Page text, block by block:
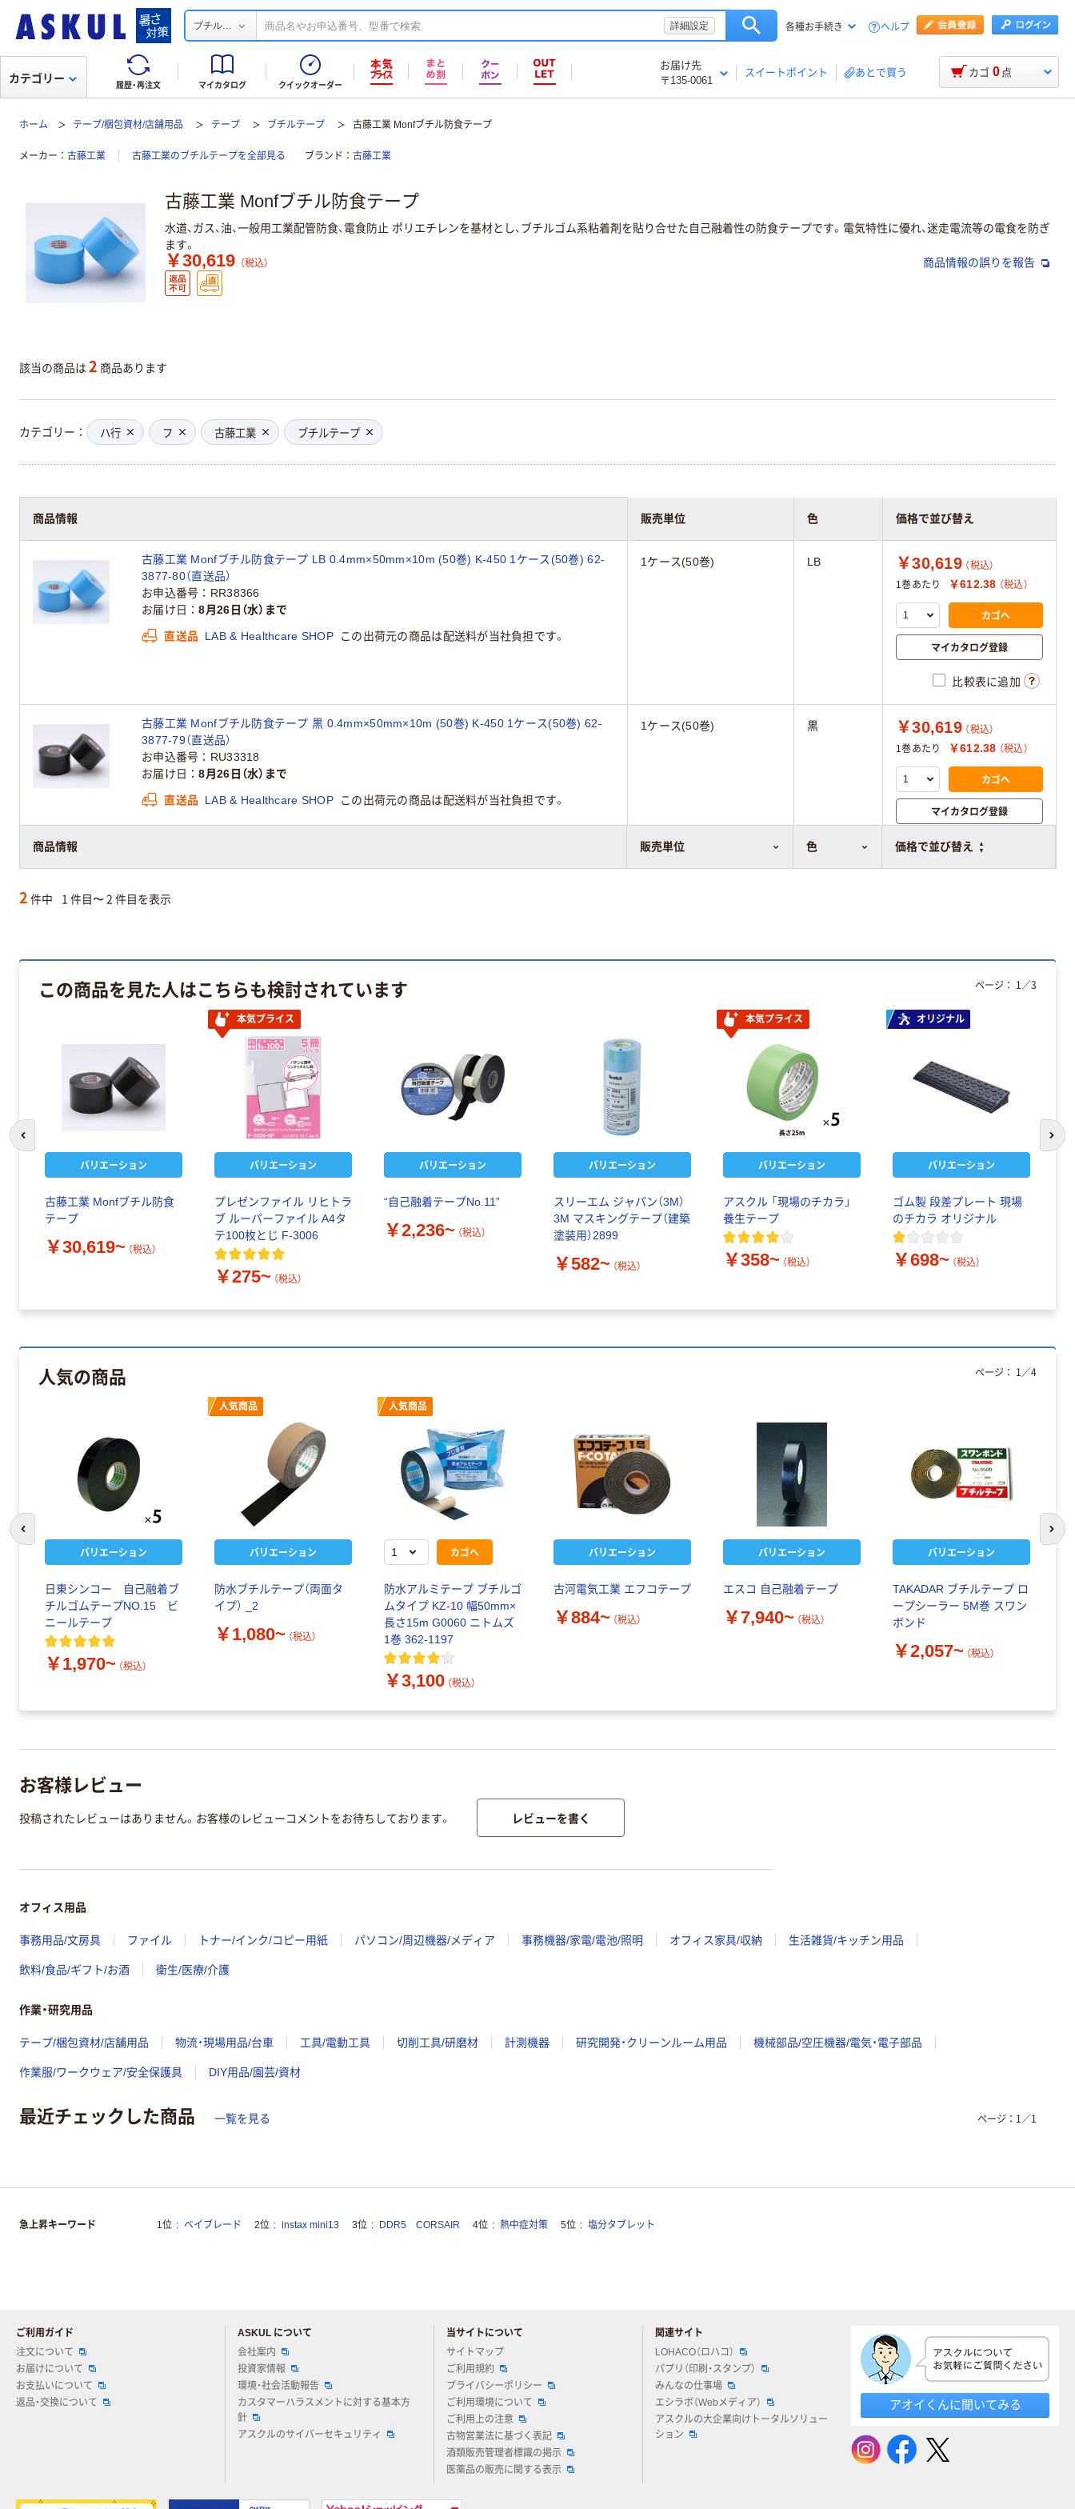
ブチル... 詳細設定 各種お手続き ヘルプ
履歴・再注文 マイカタログ クイックオーダー
お届け先
〒135-0061
スイートポイント あとで買う
カテゴリー カゴ 0 点
ホーム テープ/梱包資材/店舗用品 テープ ブチルテープ 古藤工業 Monfブチル防食テープ
メーカー 古藤工業 古藤工業のブチルテープを全部見る ブランド 古藤工業
古藤工業 Monfブチル防食テープ
水道、ガス、油、一般用工業配管防食、電食防止 ポリエチレンを基材とし、ブチルゴム系粘着剤を貼り合せた自己融着性の防食テープです。電気特性に優れ、迷走電流等の電食を防ぎ
ます。
￥30,619 （税込） 商品情報の誤りを報告
該当の商品は 2 商品あります
カテゴリー ハ行 フ 古藤工業 ブチルテープ
商品情報 販売単位 色 価格で並び替え
商品情報 販売単位 色 価格で並び替え
古藤工業 Monfブチル防食テープ LB 0.4mm×50mm×10m (50巻) K-450 1ケース(50巻) 62-
3877-80（直送品）
お申込番号
RR38366
お届け日
8月26日（水）まで
直送品 LAB & Healthcare SHOP この出荷元の商品は配送料が当社負担です。
1ケース(50巻) LB ￥30,619 （税込）
1巻あたり
￥612.38 （税込）
カゴへ
マイカタログ登録
比較表に追加
古藤工業 Monfブチル防食テープ 黒 0.4mm×50mm×10m (50巻) K-450 1ケース(50巻) 62-
3877-79（直送品）
お申込番号
RU33318
お届け日
8月26日（水）まで
直送品 LAB & Healthcare SHOP この出荷元の商品は配送料が当社負担です。
1ケース(50巻) 黒 ￥30,619 （税込）
1巻あたり
￥612.38 （税込）
カゴへ
マイカタログ登録
比較表に追加
2 件中 1 件目〜 2 件目を表示
この商品を見た人はこちらも検討されています
バリエーション
古藤工業 Monfブチル防食
テープ
￥30,619~ （税込）
本気プライス
バリエーション
プレゼンファイル リヒトラ
ブ ルーパーファイル A4タ
テ100枚とじ F-3006
￥275~ （税込）
バリエーション
“自己融着テープNo.11”
￥2,236~ （税込）
バリエーション
スリーエム ジャパン（3M）
3M マスキングテープ（建築
塗装用）2899
￥582~ （税込）
本気プライス
バリエーション
アスクル 「現場のチカラ」
養生テープ
￥358~ （税込）
オリジナル
バリエーション
ゴム製 段差プレート 現場
のチカラ オリジナル
￥698~ （税込）
ページ： 1 ／3
次
人気の商品
バリエーション
日東シンコー 自己融着ブ
チルゴムテープNO.15 ビ
ニールテープ
￥1,970~ （税込）
人気商品
バリエーション
防水ブチルテープ（両面タ
イプ） _2
￥1,080~ （税込）
人気商品
カゴへ
防水アルミテープ ブチルゴ
ムタイプ KZ-10 幅50mm×
長さ15m G0060 ニトムズ
1巻 362-1197
￥3,100 （税込）
バリエーション
古河電気工業 エフコテープ
￥884~ （税込）
バリエーション
エスコ 自己融着テープ
￥7,940~ （税込）
バリエーション
TAKADAR ブチルテープ ロ
ープシーラー 5M巻 スワン
ボンド
￥2,057~ （税込）
ページ： 1 ／4
前のスライドへ 次
お客様レビュー
投稿されたレビューはありません。お客様のレビューコメントをお待ちしております。 レビューを書く
オフィス用品
事務用品/文房具 ファイル トナー/インク/コピー用紙 パソコン/周辺機器/メディア 事務機器/家電/電池/照明 オフィス家具/収納 生活雑貨/キッチン用品
飲料/食品/ギフト/お酒 衛生/医療/介護
作業・研究用品
テープ/梱包資材/店舗用品 物流・現場用品/台車 工具/電動工具 切削工具/研磨材 計測機器 研究開発・クリーンルーム用品 機械部品/空圧機器/電気・電子部品
作業服/ワークウェア/安全保護具 DIY用品/園芸/資材
最近チェックした商品 一覧を見る ページ： 1 ／1
急上昇キーワード 1位 ベイブレード 2位 instax mini13 3位 DDR5 CORSAIR 4位 熱中症対策 5位 塩分タブレット
ご利用ガイド
注文について
お届けについて
お支払いについて
返品・交換について
ASKUL について
会社案内
投資家情報
環境・社会活動報告
カスタマーハラスメントに対する基本方
針
アスクルのサイバーセキュリティ
当サイトについて
サイトマップ
ご利用規約
プライバシーポリシー
ご利用環境について
ご利用上の注意
古物営業法に基づく表記
酒類販売管理者標識の掲示
医薬品の販売に関する表示
関連サイト
LOHACO（ロハコ）
パプリ（印刷・スタンプ）
みんなの仕事場
エシラボ（Webメディア）
アスクルの大企業向けトータルソリュー
ション
アオイくんに聞いてみる